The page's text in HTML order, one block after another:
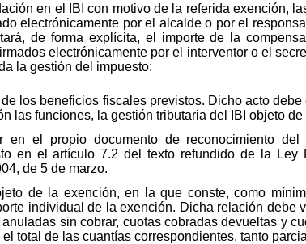
en el IBI con motivo de la referida exención,
electrónicamente por el alcalde o por el
de forma explícita, el importe de la
electrónicamente por el interventor o el
la gestión del impuesto:
los beneficios fiscales previstos. Dicho acto debe
las funciones, la gestión tributaria del IBI objeto
en el propio documento de reconocimiento
en el artículo 7.2 del texto refundido de la Ley
de 5 de marzo.
de la exención, en la que conste, como
individual de la exención. Dicha relación debe
sin cobrar, cuotas cobradas devueltas y
total de las cuantías correspondientes, tanto